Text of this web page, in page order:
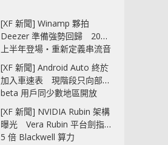
[XF 新聞] Winamp 夥拍
Deezer 準備強勢回歸 2027
上半年登場‧重新定義串流音
樂播放器
[XF 新聞] Android Auto 終於
加入車速表 現階段只向部分
beta 用戶同少數地區開放
[XF 新聞] NVIDIA Rubin 架構
曝光 Vera Rubin 平台劍指
5 倍 Blackwell 算力